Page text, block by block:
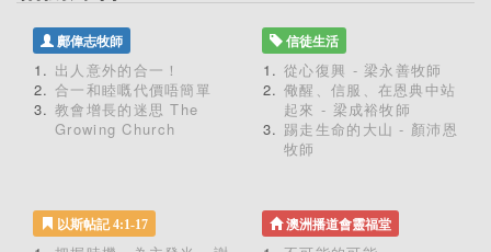
鄺偉志牧師
出人意外的合一！
合一和睦嘅代價唔簡單
教會增長的迷思 The
Growing Church
信徒生活
從心復興 - 梁永善牧師
儆醒、信服、在恩典中站
起來 - 梁成裕牧師
踢走生命的大山 - 顏沛恩
牧師
以斯帖記 4:1-17 澳洲播道會靈福堂